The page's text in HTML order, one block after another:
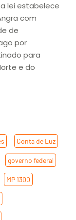
lei estabelece
com
de
por
para
e do
Conta de Luz
governo federal
MP 1300